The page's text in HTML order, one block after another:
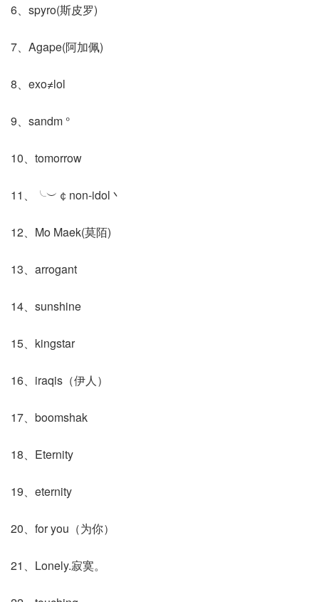
6、spyro(斯皮罗)
7、Agape(阿加佩)
8、exo≠lol
9、sandm °
10、tomorrow
11、╰︶￠non-idol丶
12、Mo Maek(莫陌)
13、arrogant
14、sunshine
15、kingstar
16、iraqis（伊人）
17、boomshak
18、Eternity
19、eternity
20、for you（为你）
21、Lonely.寂寞。